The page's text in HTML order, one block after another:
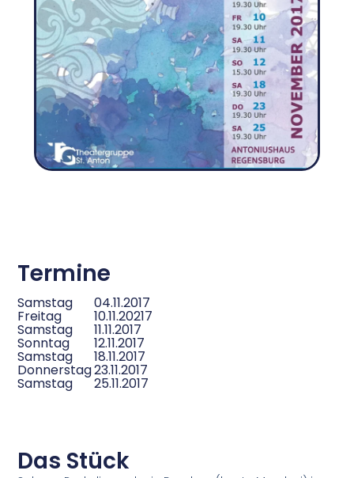
Termine
Samstag 04.11.2017
Freitag 10.11.20217
Samstag 11.11.2017
Sonntag 12.11.2017
Samstag 18.11.2017
Donnerstag23.11.2017
Samstag 25.11.2017
Das Stück